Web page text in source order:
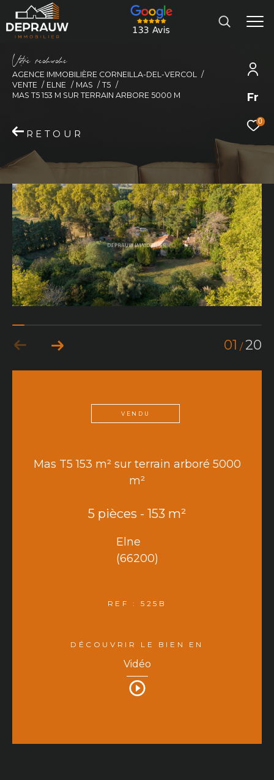
Fr
0
Vore recece
AGENCE IMMOBILIÈRE CORNEILLA-DEL-VERCOL
VENTE
ELNE MAS
T5
MAS T5 153 M SUR TERRAIN ARBORE 5000 M
RETOUR
01 /20
VENDU
Mas T5 153 m² sur terrain arboré 5000
m²
5 pièces - 153 m²
Elne
(66200)
REF : 525B
DÉCOUVRIR LE BIEN EN
Vidéo